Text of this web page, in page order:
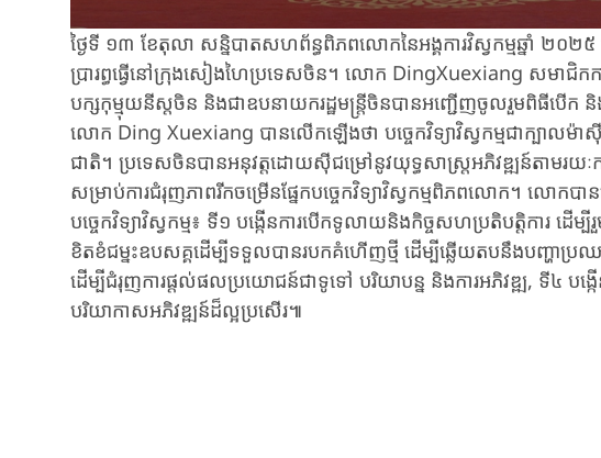
ថ្ងៃទី ១៣ ខែតុលា​ សន្និបាតសហព័ន្ធពិភពលោកនៃអង្គការវិស្វកម្មឆ្នាំ ២០២៥
ប្រារព្ធធ្វើនៅក្រុងសៀងហៃប្រទេសចិន។ ​លោក​ Ding​Xuexiang សមាជិ
បក្ស​កុម្មុយនីស្តចិន និងជា​ឧប​នា​យករដ្ឋមន្ត្រីចិនបាន​អញ្ជើញចូលរួម​ពិធីបើក និង
លោក​ Ding​​ Xuexiang បានលើកឡើងថា​ ​បច្ចេកវិទ្យាវិស្វកម្ម​ជាក្បាល
ជាតិ។ ​ប្រទេសចិនបាន​អនុវត្តដោយស៊ីជម្រៅនូវ​យុទ្ធសាស្រ្តអភិវឌ្ឍ​ន៍តាមរយៈកា
សម្រាប់ការជំរុញភាពរីកចម្រើនផ្នែកបច្ចេកវិទ្យាវិស្វកម្ម​ពិភពលោក​។ ​លោ
បច្ចេកវិទ្យាវិស្វកម្ម​៖ ​ទី១ បង្កើនការបើកទូលាយនិងកិច្ចសហប្រតិបត្តិការ ដ
ខិតខំជម្នះឧបសគ្គដើម្បីទទួលបាន​របកគំហើញថ្មី ​ដើម្បីឆ្លើយតបនឹង​បញ្ហា​
ដើម្បីជំរុញការផ្តល់ផលប្រយោជន៍ជាទូទៅ ​បរិយាបន្ន និងការអភិវឌ្ឍ, ទី៤ ​បង្កើ
បរិយាកាសអភិវឌ្ឍន៍ដ៏ល្អប្រសើរ៕